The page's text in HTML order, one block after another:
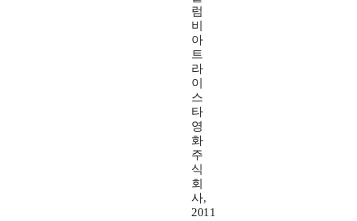
럼
비
아
트
라
이
스
타
영
화
주
식
회
사,
2011